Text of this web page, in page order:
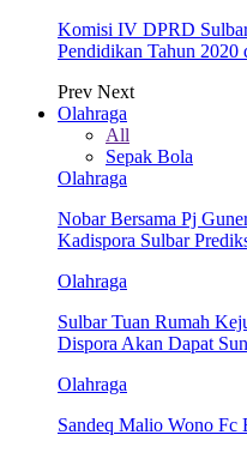
Komisi IV DPRD
Pendidikan Tahun
Prev Next
Olahraga
All
Sepak Bola
Olahraga
Nobar Bersama Pj
Kadispora Sulbar
Olahraga
Sulbar Tuan Rumah
Dispora Akan Dapat
Olahraga
Sandeq Malio Wono Fc